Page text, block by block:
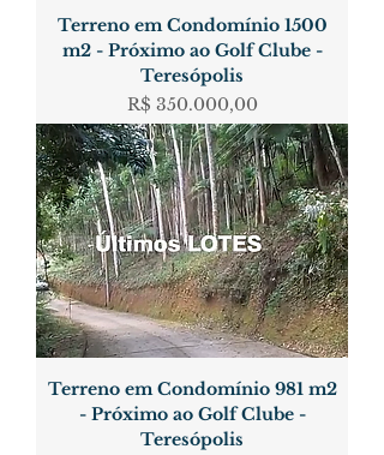
Terreno em Condomínio 1500
m2 - Próximo ao Golf Clube -
Teresópolis
Preço
R$ 350.000,00
Terreno em Condomínio 981 m2
- Próximo ao Golf Clube -
Teresópolis